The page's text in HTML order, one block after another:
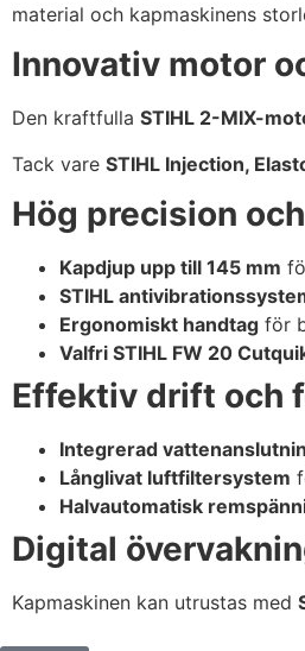
material och kapmaskinens
Innovativ motor
Den kraftfulla STIHL 2-MIX-
Tack vare STIHL Injection,
Hög precision
Kapdjup upp till 145 mm
STIHL
Ergonomiskt handtag för
Valfri STIHL FW 20
Effektiv drift och
Integrerad
Långlivat luftfiltersystem
Halvautomatisk
Digital
Kapmaskinen kan utrustas med